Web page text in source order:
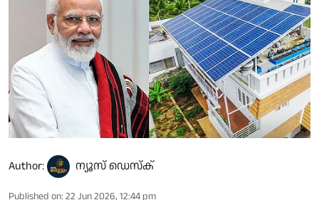
Author: ന്യൂസ് ഡെസ്ക്
Published on: 22 Jun 2026, 12:44 pm